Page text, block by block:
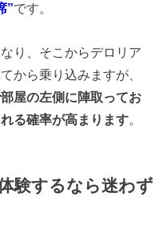
”です。
り、そこからデロリア
から乗り込みますが、
屋の左側に陣取ってお
る確率が高まります。
験するなら迷わず